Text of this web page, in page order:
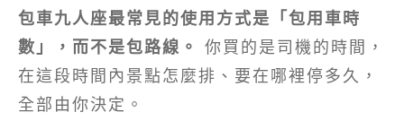
包車九人座最常見的使用方式是「包用車時
數」，而不是包路線。 你買的是司機的時間，
在這段時間內景點怎麼排、要在哪裡停多久，
全部由你決定。